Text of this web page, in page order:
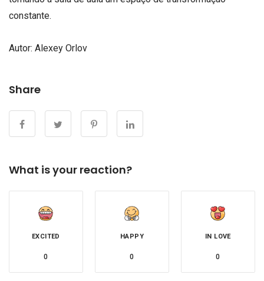
constante.
Autor: Alexey Orlov
Share
What is your reaction?
EXCITED
0
HAPPY
0
IN LOVE
0